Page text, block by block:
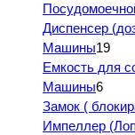
Диспенсер
Машины19
Емкость для
Машины6
Замок (
Импеллер